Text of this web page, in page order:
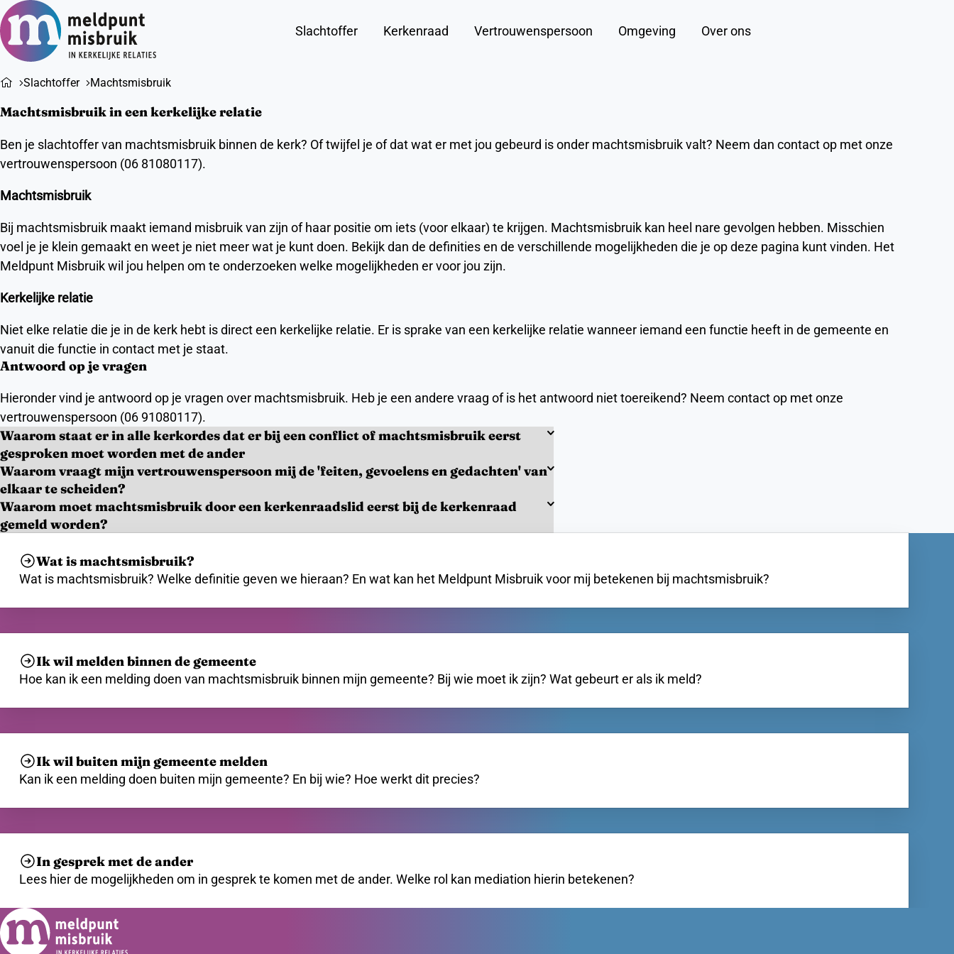
Slachtoffer Kerkenraad Vertrouwenspersoon Omgeving Over ons
Slachtoffer Machtsmisbruik
Machtsmisbruik in een kerkelijke relatie
Ben je slachtoffer van machtsmisbruik binnen de kerk? Of twijfel je of dat wat er met jou gebeurd is onder machtsmisbruik valt? Neem dan contact op met onze
vertrouwenspersoon (06 81080117).
Machtsmisbruik
Bij machtsmisbruik maakt iemand misbruik van zijn of haar positie om iets (voor elkaar) te krijgen. Machtsmisbruik kan heel nare gevolgen hebben. Misschien
voel je je klein gemaakt en weet je niet meer wat je kunt doen. Bekijk dan de definities en de verschillende mogelijkheden die je op deze pagina kunt vinden. Het
Meldpunt Misbruik wil jou helpen om te onderzoeken welke mogelijkheden er voor jou zijn.
Kerkelijke relatie
Niet elke relatie die je in de kerk hebt is direct een kerkelijke relatie. Er is sprake van een kerkelijke relatie wanneer iemand een functie heeft in de gemeente en
vanuit die functie in contact met je staat.
Antwoord op je vragen
Hieronder vind je antwoord op je vragen over machtsmisbruik. Heb je een andere vraag of is het antwoord niet toereikend? Neem contact op met onze
vertrouwenspersoon (06 91080117).
Waarom staat er in alle kerkordes dat er bij een conflict of machtsmisbruik eerst
gesproken moet worden met de ander
Waarom vraagt mijn vertrouwenspersoon mij de 'feiten, gevoelens en gedachten' van
elkaar te scheiden?
Waarom moet machtsmisbruik door een kerkenraadslid eerst bij de kerkenraad
gemeld worden?
Wat is machtsmisbruik?
Wat is machtsmisbruik? Welke definitie geven we hieraan? En wat kan het Meldpunt Misbruik voor mij betekenen bij machtsmisbruik?
Ik wil melden binnen de gemeente
Hoe kan ik een melding doen van machtsmisbruik binnen mijn gemeente? Bij wie moet ik zijn? Wat gebeurt er als ik meld?
Ik wil buiten mijn gemeente melden
Kan ik een melding doen buiten mijn gemeente? En bij wie? Hoe werkt dit precies?
In gesprek met de ander
Lees hier de mogelijkheden om in gesprek te komen met de ander. Welke rol kan mediation hierin betekenen?